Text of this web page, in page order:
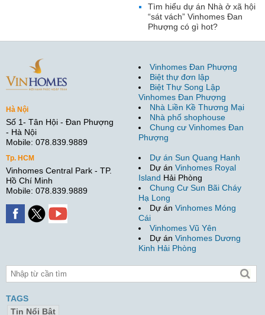
Tìm hiểu dự án Nhà ở xã hội
“sát vách” Vinhomes Đan
Phượng có gì hot?
Hà Nội
Số 1- Tân Hội - Đan Phượng
- Hà Nội
Mobile: 078.839.9889
Tp. HCM
Vinhomes Central Park - TP.
Hồ Chí Minh
Mobile: 078.839.9889
Vinhomes Đan Phượng
Biệt thự đơn lập
Biệt Thự Song Lập
Vinhomes Đan Phượng
Nhà Liền Kề Thương Mại
Nhà phố shophouse
Chung cư Vinhomes Đan
Phượng
Dự án Sun Quang Hanh
Dự án Vinhomes Royal
Island Hải Phòng
Chung Cư Sun Bãi Cháy
Hạ Long
Dự án Vinhomes Móng
Cái
Vinhomes Vũ Yên
Dự án Vinhomes Dương
Kinh Hải Phòng
TAGS
Tin Nổi Bật